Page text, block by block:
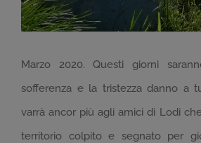
Marzo 2020. Questi giorni
sofferenza e la tristezza danno a
varrà ancor più agli amici di Lodi
territorio colpito e segnato per